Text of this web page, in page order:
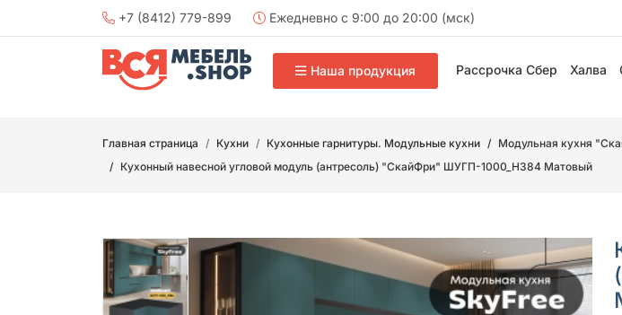
+7 (8412) 779-899 Ежедневно с 9:00 до 20:00 (мск)
Наша продукция Рассрочка Сбер Халва
Главная страница Кухни Кухонные гарнитуры. Модульные кухни
Модульная кухня
Кухонный навесной угловой модуль (антресоль) "СкайФри" ШУГП-1000_Н384 Матовый